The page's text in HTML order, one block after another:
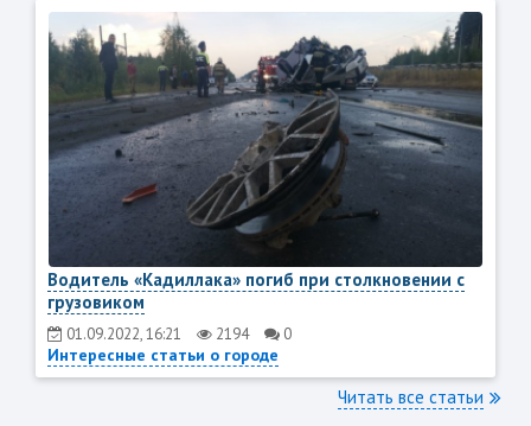
Водитель «Кадиллака» погиб при столкновении с
грузовиком
01.09.2022, 16:21 2194 0
Интересные статьи о городе
Читать все статьи